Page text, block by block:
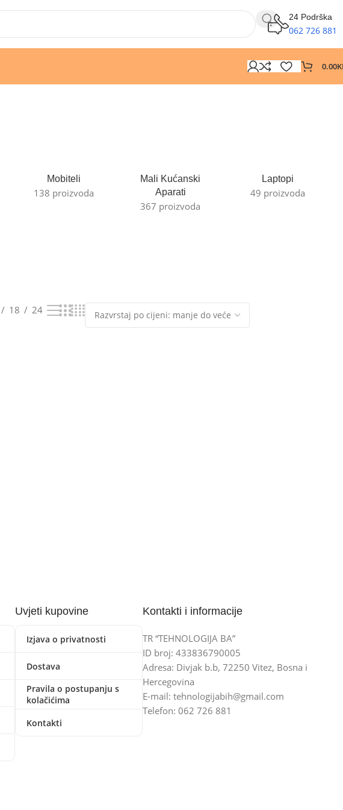
24 Podrška
062 726 881
0.00
Mobiteli
138 proizvoda
Mali Kućanski
Aparati
367 proizvoda
Laptopi
49 proizvoda
18 24
Uvjeti kupovine
Izjava o privatnosti
Dostava
Pravila o postupanju s
kolačićima
Kontakti
Kontakti i informacije
TR “TEHNOLOGIJA BA”
ID broj: 433836790005
Adresa: Divjak b.b, 72250 Vitez, Bosna i
Hercegovina
E-mail: tehnologijabih@gmail.com
Telefon: 062 726 881